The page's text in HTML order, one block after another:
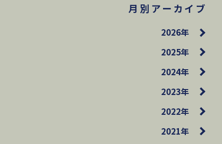
月別アーカイブ
2026年
2025年
2024年
2023年
2022年
2021年